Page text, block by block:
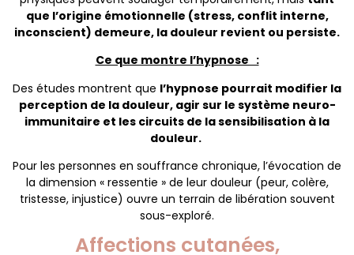
que l’origine émotionnelle (stress, conflit interne,
inconscient) demeure, la douleur revient ou persiste.
Ce que montre l’hypnose :
Des études montrent que l’hypnose pourrait modifier la
perception de la douleur, agir sur le système neuro-
immunitaire et les circuits de la sensibilisation à la
douleur.
Pour les personnes en souffrance chronique, l’évocation de
la dimension « ressentie » de leur douleur (peur, colère,
tristesse, injustice) ouvre un terrain de libération souvent
sous-exploré.
Affections cutanées,